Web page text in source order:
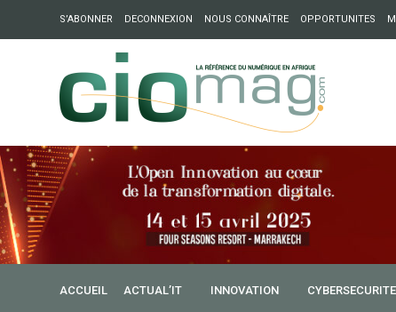
S’ABONNER DECONNEXION NOUS CONNAÎTRE OPPORTUNITES
: Partech Shaker lance Chapter54 pour créer des ponts
ACCUEIL ACTUAL’IT INNOVATION CYBERSECURITE